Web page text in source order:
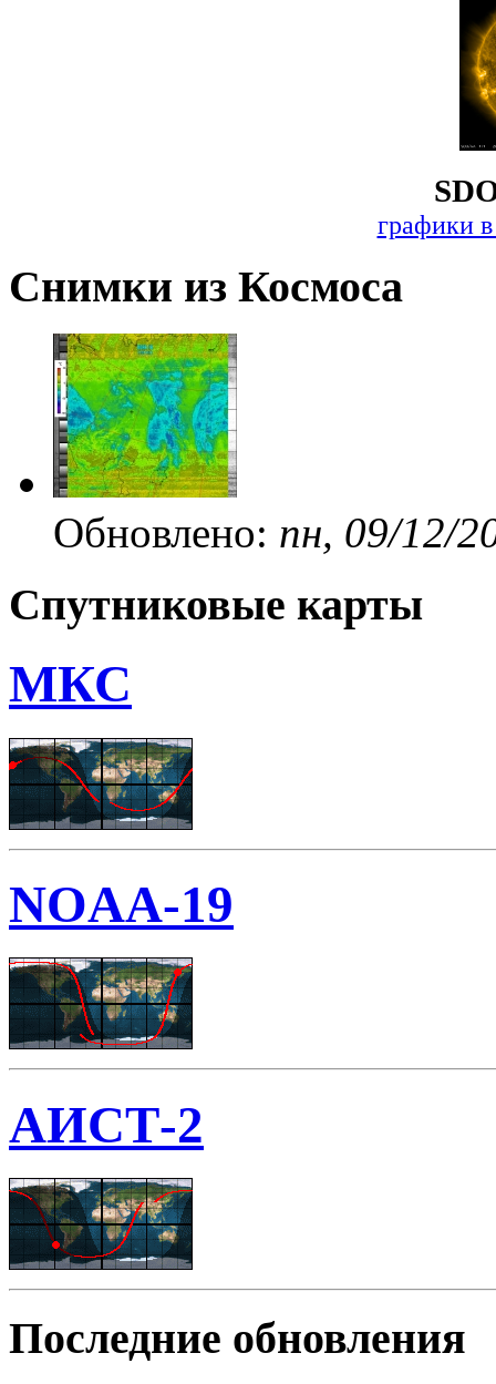
графики
Снимки из Космоса
Обновлено: пн, 09/12/
Спутниковые карты
МКС
NOAA-19
АИСТ-2
Последние обновления